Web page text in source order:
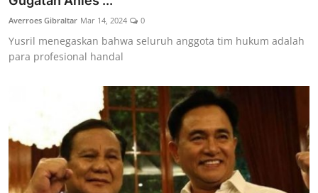
Lainya
Averroes Gibraltar Mar 14, 2024 0
Yusril menegaskan bahwa seluruh anggota tim hukum adalah
para profesional handal